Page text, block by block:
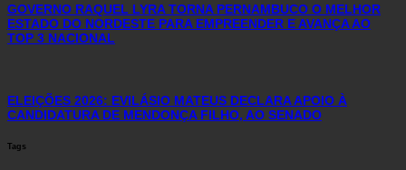
GOVERNO RAQUEL LYRA TORNA PERNAMBUCO O MELHOR
ESTADO DO NORDESTE PARA EMPREENDER E AVANÇA AO
TOP 3 NACIONAL
ELEIÇÕES 2026: EVILÁSIO MATEUS DECLARA APOIO À
CANDIDATURA DE MENDONÇA FILHO, AO SENADO
Tags